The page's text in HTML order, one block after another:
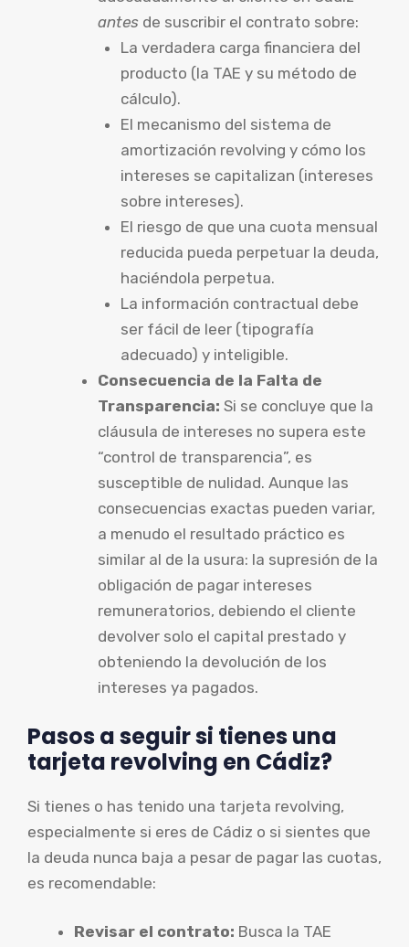
antes de suscribir el contrato sobre:
La verdadera carga financiera del
producto (la TAE y su método de
cálculo).
El mecanismo del sistema de
amortización revolving y cómo los
intereses se capitalizan (intereses
sobre intereses).
El riesgo de que una cuota mensual
reducida pueda perpetuar la deuda,
haciéndola perpetua.
La información contractual debe
ser fácil de leer (tipografía
adecuado) y inteligible.
Consecuencia de la Falta de
Transparencia: Si se concluye que la
cláusula de intereses no supera este
“control de transparencia”, es
susceptible de nulidad. Aunque las
consecuencias exactas pueden variar,
a menudo el resultado práctico es
similar al de la usura: la supresión de la
obligación de pagar intereses
remuneratorios, debiendo el cliente
devolver solo el capital prestado y
obteniendo la devolución de los
intereses ya pagados.
Pasos a seguir si tienes una
tarjeta revolving en Cádiz?
Si tienes o has tenido una tarjeta revolving,
especialmente si eres de Cádiz o si sientes que
la deuda nunca baja a pesar de pagar las cuotas,
es recomendable:
Revisar el contrato: Busca la TAE